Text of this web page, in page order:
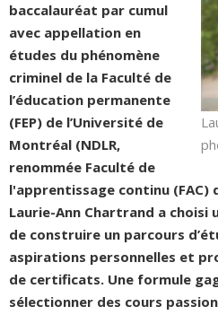
baccalauréat par cumul
avec appellation en
études du phénomène
criminel de la Faculté de
l’éducation permanente
(FEP) de l’Université de
Montréal (NDLR,
renommée Faculté de
l'apprentissage continu (FAC)
Laurie-Ann Chartrand a
de construire un parcours
aspirations personnelles et
de certificats. Une formule
sélectionner des cours